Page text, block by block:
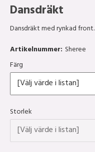
Dansdräkt
Dansdräkt med rynkad front.
Artikelnummer: Sheree
Färg
Storlek